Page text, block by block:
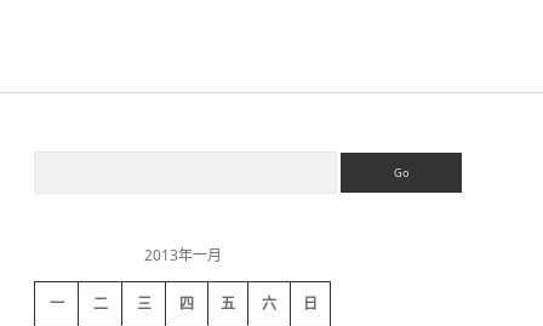
d
2013年一月
一 二 三 四 五 六 日